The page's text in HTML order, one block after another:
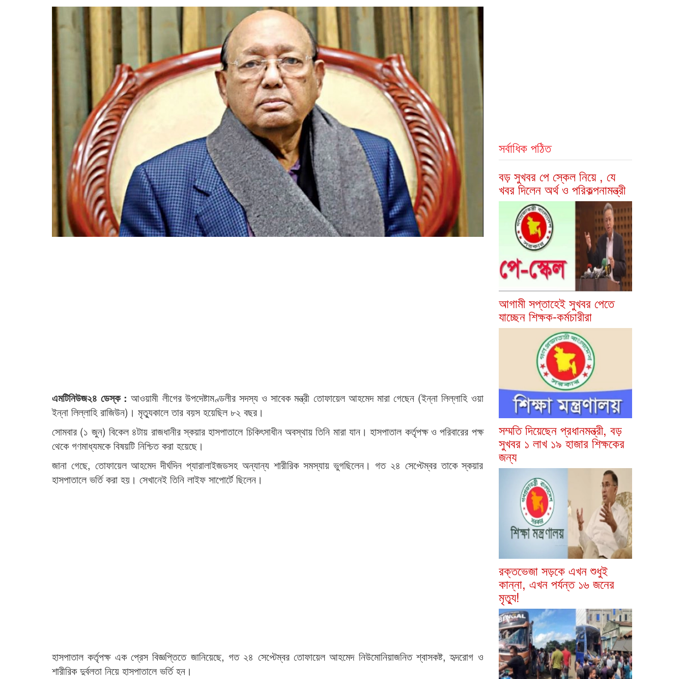
এমটিনিউজ২৪ ডেস্ক :আওয়ামী লীগের উপদেষ্টামণ্ডলীর সদস্য ও সাবেক মন্ত্রী তোফায়েল আহমেদ মারা গেছেন (ইন্না লিল্লাহি ওয়া
ইন্না লিল্লাহি রাজিউন)। মৃত্যুকালে তার বয়স হয়েছিল ৮২ বছর।
সোমবার (১ জুন) বিকেল ৪টায় রাজধানীর স্কয়ার হাসপাতালে চিকিৎসাধীন অবস্থায় তিনি মারা যান। হাসপাতাল কর্তৃপক্ষ ও পরিবারের পক্ষ
থেকে গণমাধ্যমকে বিষয়টি নিশ্চিত করা হয়েছে।
জানা গেছে, তোফায়েল আহমেদ দীর্ঘদিন প্যারালাইজডসহ অন্যান্য শারীরিক সমস্যায় ভুগছিলেন। গত ২৪ সেপ্টেম্বর তাকে স্কয়ার
হাসপাতালে ভর্তি করা হয়। সেখানেই তিনি লাইফ সাপোর্টে ছিলেন।
হাসপাতাল কর্তৃপক্ষ এক প্রেস বিজ্ঞপ্তিতে জানিয়েছে, গত ২৪ সেপ্টেম্বর তোফায়েল আহমেদ নিউমোনিয়াজনিত শ্বাসকষ্ট, হৃদরোগ ও
শারীরিক দুর্বলতা নিয়ে হাসপাতালে ভর্তি হন।
সর্বাধিক পঠিত
বড় সুখবর পে স্কেল নিয়ে , যে
খবর দিলেন অর্থ ও পরিকল্পনামন্ত্রী
আগামী সপ্তাহেই সুখবর পেতে
যাচ্ছেন শিক্ষক-কর্মচারীরা
সম্মতি দিয়েছেন প্রধানমন্ত্রী, বড়
সুখবর ১ লাখ ১৯ হাজার শিক্ষকের
জন্য
রক্তভেজা সড়কে এখন শুধুই
কান্না, এখন পর্যন্ত ১৬ জনের
মৃত্যু!